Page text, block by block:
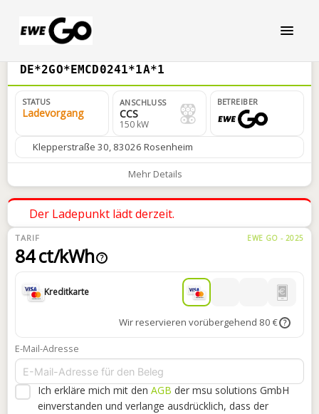
DE*2GO*EMCD0241*1A*1
STATUS
Ladevorgang
ANSCHLUSS
CCS
150 kW
BETREIBER
Klepperstraße 30, 83026 Rosenheim
Mehr Details
Der Ladepunkt lädt derzeit.
TARIF EWE GO - 2025
84 ct/kWh ?
Kreditkarte
Wir reservieren vorübergehend 80 € ?
E-Mail-Adresse
Ich erkläre mich mit den AGB der msu solutions GmbH
einverstanden und verlange ausdrücklich, dass der